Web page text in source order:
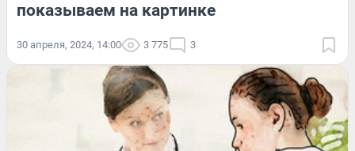
показываем на картинке
30 апреля, 2024, 14:00 3 775 3